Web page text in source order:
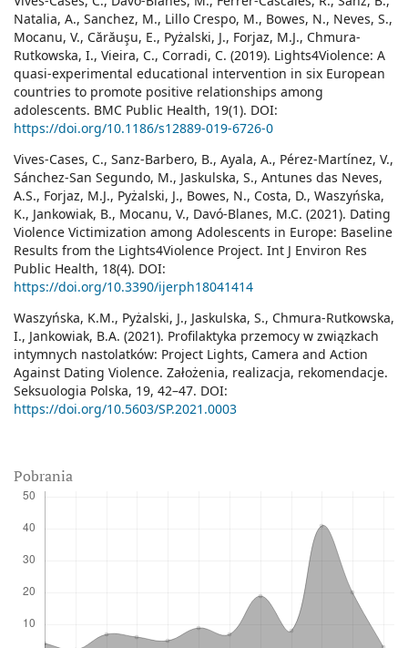
Pobrania
Natalia, A., Sanchez, M., Lillo Crespo, M., Bowes, N., Neves, S.,
Mocanu, V., Cărăuşu, E., Pyżalski, J., Forjaz, M.J., Chmura-
Rutkowska, I., Vieira, C., Corradi, C. (2019). Lights4Violence: A
quasi-experimental educational intervention in six European
countries to promote positive relationships among
adolescents. BMC Public Health, 19(1). DOI:
https://doi.org/10.1186/s12889-019-6726-0
Vives-Cases, C., Sanz-Barbero, B., Ayala, A., Pérez-Martínez, V.,
Sánchez-San Segundo, M., Jaskulska, S., Antunes das Neves,
A.S., Forjaz, M.J., Pyżalski, J., Bowes, N., Costa, D., Waszyńska,
K., Jankowiak, B., Mocanu, V., Davó-Blanes, M.C. (2021). Dating
Violence Victimization among Adolescents in Europe: Baseline
Results from the Lights4Violence Project. Int J Environ Res
Public Health, 18(4). DOI:
https://doi.org/10.3390/ijerph18041414
Waszyńska, K.M., Pyżalski, J., Jaskulska, S., Chmura-Rutkowska,
I., Jankowiak, B.A. (2021). Profilaktyka przemocy w związkach
intymnych nastolatków: Project Lights, Camera and Action
Against Dating Violence. Założenia, realizacja, rekomendacje.
Seksuologia Polska, 19, 42–47. DOI:
https://doi.org/10.5603/SP.2021.0003